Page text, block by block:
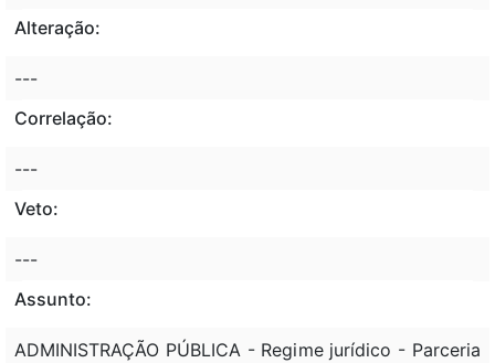
Alteração:
---
Correlação:
---
Veto:
---
Assunto:
ADMINISTRAÇÃO PÚBLICA - Regime jurídico - Parceria